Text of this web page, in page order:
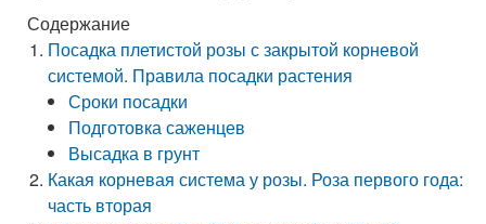
Содержание
Посадка плетистой розы с закрытой корневой
системой. Правила посадки растения
Сроки посадки
Подготовка саженцев
Высадка в грунт
Какая корневая система у розы. Роза первого года:
часть вторая